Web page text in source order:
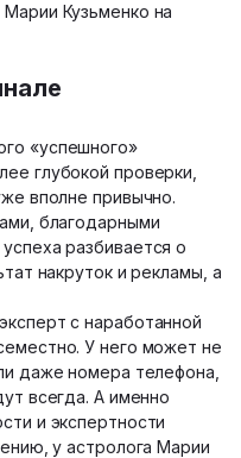
Кузьменко на
«успешного»
глубокой проверки,
вполне привычно.
благодарными
разбивается о
накруток и рекламы, а
с наработанной
У него может не
даже номера телефона,
всегда. А именно
и экспертности
у астролога Марии